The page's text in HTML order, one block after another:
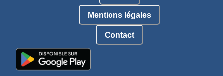
Mentions légales
Contact